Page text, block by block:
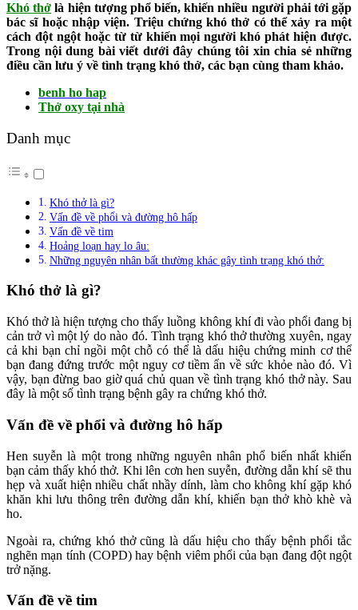
Khó thở là hiện tượng phổ biến, khiến nhiều người phải tới gặp
bác sĩ hoặc nhập viện. Triệu chứng khó thở có thể xảy ra một
cách đột ngột hoặc từ từ khiến mọi người khó phát hiện được.
Trong nội dung bài viết dưới đây chúng tôi xin chia sẻ những
điều cần lưu ý về tình trạng khó thở, các bạn cùng tham khảo.
benh ho hap
Thở oxy tại nhà
Danh mục
Khó thở là gì?
Vấn đề về phổi và đường hô hấp
Vấn đề về tim
Hoảng loạn hay lo âu:
Những nguyên nhân bất thường khác gây tình trạng khó thở:
Khó thở là gì?
Khó thở là hiện tượng cho thấy luồng không khí đi vào phổi đang bị
cản trở vì một lý do nào đó. Tình trạng khó thở thường xuyên, ngay
cả khi bạn chỉ ngồi một chỗ có thể là dấu hiệu chứng minh cơ thể
bạn đang đứng trước một nguy cơ tiềm ẩn về sức khỏe nào đó. Vì
vậy, bạn đừng bao giờ quá chủ quan về tình trạng khó thở này. Sau
đây là một số tình trạng bệnh gây ra chứng khó thở.
Vấn đề về phổi và đường hô hấp
Hen suyễn là một trong những nguyên nhân phổ biến nhất khiến
bạn cảm thấy khó thở. Khi lên cơn hen suyễn, đường dẫn khí sẽ thu
hẹp và xuất hiện nhiều chất nhầy dính, làm cho không khí gặp khó
khăn khi lưu thông trên đường dẫn khí, khiến bạn thở khò khè và
ho.
Ngoài ra, chứng khó thở cũng là dấu hiệu cho thấy bệnh phổi tắc
nghẽn mạn tính (COPD) hay bệnh viêm phổi của bạn đang đột ngột
trở nặng.
Vấn đề về tim